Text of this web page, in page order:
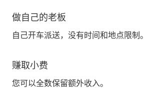
做自己的老板
自己开车派送，没有时间和地点限制。
赚取小费
您可以全数保留额外收入。